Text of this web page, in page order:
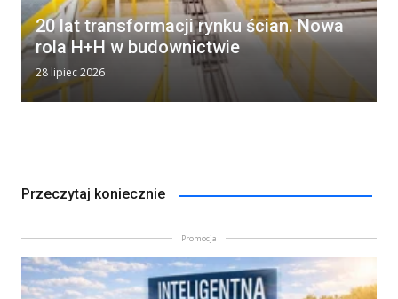
20 lat transformacji rynku ścian. Nowa
rola H+H w budownictwie
28 lipiec 2026
Przeczytaj koniecznie
Promocja